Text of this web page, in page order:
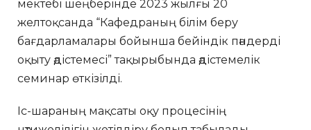
мектебі шеңберінде 2023 жылғы 20
желтоқсанда “Кафедраның білім беру
бағдарламалары бойынша бейіндік пәндерді
оқыту әдістемесі” тақырыбында әдістемелік
семинар өткізілді.
Іс-шараның мақсаты оқу процесінің